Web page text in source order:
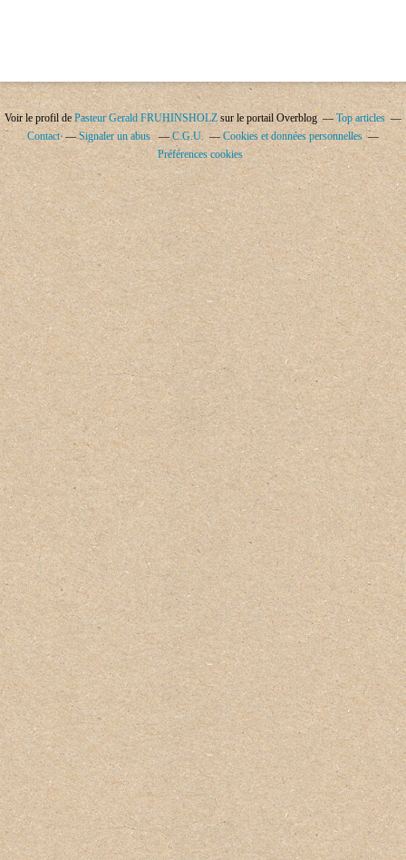
Voir le profil de Pasteur Gerald FRUHINSHOLZ sur le portail Overblog
Top articles
Contact
Signaler un abus C.G.U.
Cookies et données personnelles
Préférences cookies